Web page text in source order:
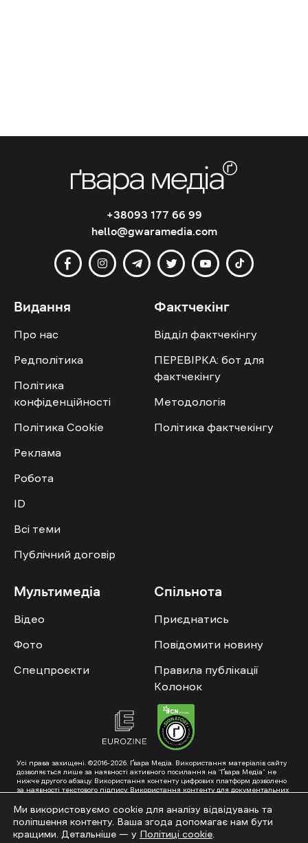
+38093 177 66 99
hello@gwaramedia.com
Видання
Про нас
Редполітика
Політика
конфіденційності
Політика Cookie
Реклама
Робота
ID
Всі теми
Публічний договір
Фактчекінг
Відділ фактчекінгу
ПЕРЕВІРКА: бот для
фактчекінгу
Методологія
Політика фактчекінгу
Мультимедіа
Відео
Фото
Спецпроєкти
Спільнота
Приєднатись
Повідомити новину
Правила публікації
Колонок
Усі права захищені. ©2016-2026. Ґвара Медіа. Використання матеріалів сайту
дозволяється лише за наявності активного посилання на “Ґвара Медіа” не
нижче другого абзацу. Використання контенту цифрових платформ дозволено
за наявності текстового підпису. Використання контенту для документальних
схвалення від редакції.
Суб’єкт у сфері онлайн-медіа; ідентифікатор медіа – R40-01353. Поштова
адреса: ГО «Ґвара Медіа», 61057, Харків, вул. Гоголя, 14, абонентська скринька
№7400
Ми використовуємо cookie для аналізу відвідувань та
поліпшення контенту. Ваша згода допомагає нам бути
кращими. Детальніше — у Політиці cookie